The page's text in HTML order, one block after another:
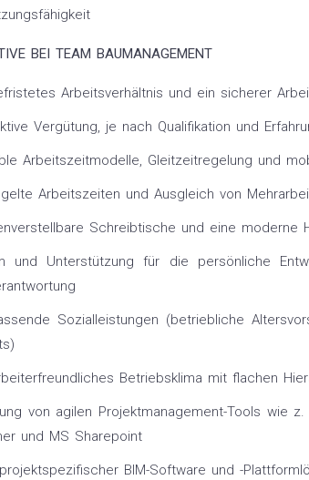
BEI TEAM BAUMANAGEMENT
Arbeitsverhältnis und ein sicherer
Vergütung, je nach Qualifikation und
Arbeitszeitmodelle, Gleitzeitregelung und
Arbeitszeiten und Ausgleich von
Schreibtische und eine moderne
und Unterstützung für die persönliche
Sozialleistungen (betriebliche
Betriebsklima mit flachen
von agilen Projektmanagement-Tools wie
und MS Sharepoint
BIM-Software und -